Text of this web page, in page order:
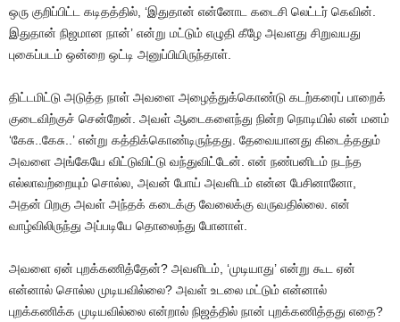
ஒரு குறிப்பிட்ட கடிதத்தில், ‘இதுதான் என்னோட கடைசி லெட்டர் கெவின்.
இதுதான் நிஜமான நான்’ என்று மட்டும் எழுதி கீழே அவளது சிறுவயது
புகைப்படம் ஒன்றை ஒட்டி அனுப்பியிருந்தாள்.
திட்டமிட்டு அடுத்த நாள் அவளை அழைத்துக்கொண்டு கடற்கரைப் பாறைக்
குடைவிற்குச் சென்றேன். அவள் ஆடைகளைந்து நின்ற நொடியில் என் மனம்
‘கேசு..கேசு..’ என்று கத்திக்கொண்டிருந்தது. தேவையானது கிடைத்ததும்
அவளை அங்கேயே விட்டுவிட்டு வந்துவிட்டேன். என் நண்பனிடம் நடந்த
எல்லாவற்றையும் சொல்ல, அவன் போய் அவளிடம் என்ன பேசினானோ,
அதன் பிறகு அவள் அந்தக் கடைக்கு வேலைக்கு வருவதில்லை. என்
வாழ்விலிருந்து அப்படியே தொலைந்து போனாள்.
அவளை ஏன் புறக்கணித்தேன்? அவளிடம், ‘முடியாது’ என்று கூட ஏன்
என்னால் சொல்ல முடியவில்லை? அவள் உடலை மட்டும் என்னால்
புறக்கணிக்க முடியவில்லை என்றால் நிஜத்தில் நான் புறக்கணித்தது எதை?